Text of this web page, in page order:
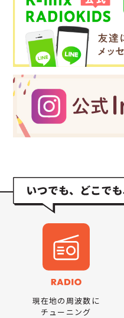
現在地の周波数に
チューニング